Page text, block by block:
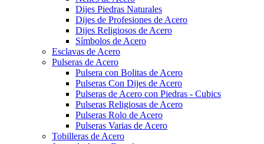
Dijes Piedras Naturales
Dijes de Profesiones de Acero
Dijes Religiosos de Acero
Símbolos de Acero
Esclavas de Acero
Pulseras de Acero
Pulsera con Bolitas de Acero
Pulseras Con Dijes de Acero
Pulseras de Acero con Piedras - Cubics
Pulseras Religiosas de Acero
Pulseras Rolo de Acero
Pulseras Varias de Acero
Tobilleras de Acero